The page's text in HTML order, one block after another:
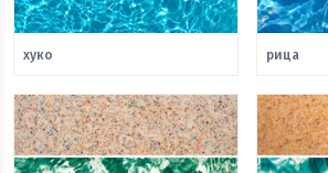
хуко рица